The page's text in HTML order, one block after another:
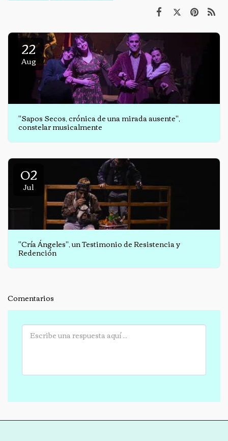
22
Aug
"Sapos Secos, crónica de una mirada ausente",
constelar musicalmente
02
Jul
"Cría Ángeles", un Testimonio de Resistencia y
Redención
Comentarios